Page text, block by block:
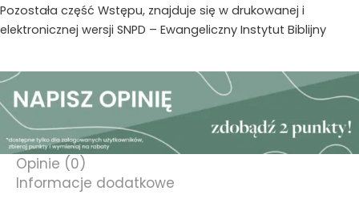
Pozostała część Wstępu, znajduje się w drukowanej i
elektronicznej wersji SNPD – Ewangeliczny Instytut Biblijny
Opinie (0)
Informacje dodatkowe